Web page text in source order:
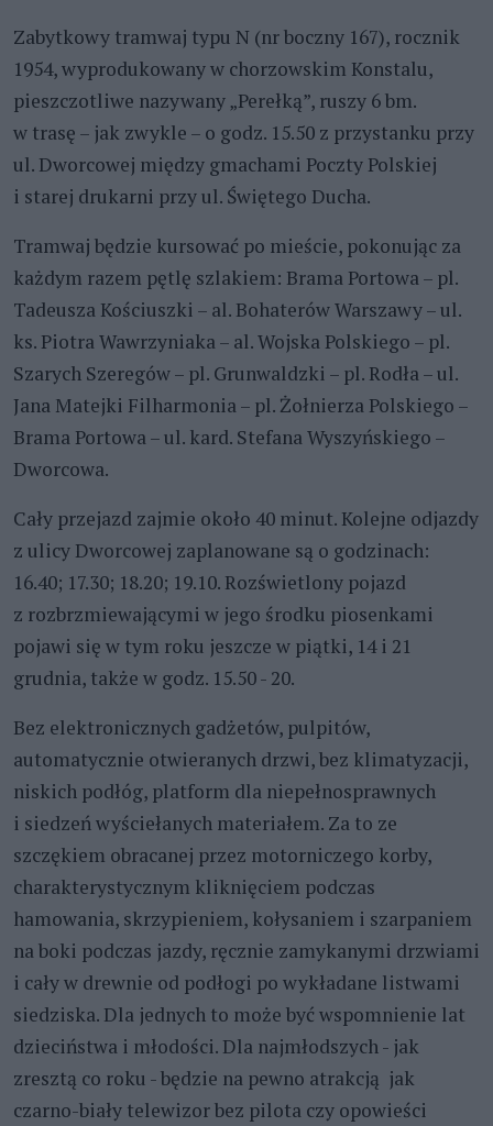
Zabytkowy tramwaj typu N (nr boczny 167), rocznik
1954, wyprodukowany w chorzowskim Konstalu,
pieszczotliwe nazywany „Perełką”, ruszy 6 bm.
w trasę – jak zwykle – o godz. 15.50 z przystanku przy
ul. Dworcowej między gmachami Poczty Polskiej
i starej drukarni przy ul. Świętego Ducha.
Tramwaj będzie kursować po mieście, pokonując za
każdym razem pętlę szlakiem: Brama Portowa – pl.
Tadeusza Kościuszki – al. Bohaterów Warszawy – ul.
ks. Piotra Wawrzyniaka – al. Wojska Polskiego – pl.
Szarych Szeregów – pl. Grunwaldzki – pl. Rodła – ul.
Jana Matejki Filharmonia – pl. Żołnierza Polskiego –
Brama Portowa – ul. kard. Stefana Wyszyńskiego –
Dworcowa.
Cały przejazd zajmie około 40 minut. Kolejne odjazdy
z ulicy Dworcowej zaplanowane są o godzinach:
16.40; 17.30; 18.20; 19.10. Rozświetlony pojazd
z rozbrzmiewającymi w jego środku piosenkami
pojawi się w tym roku jeszcze w piątki, 14 i 21
grudnia, także w godz. 15.50 - 20.
Bez elektronicznych gadżetów, pulpitów,
automatycznie otwieranych drzwi, bez klimatyzacji,
niskich podłóg, platform dla niepełnosprawnych
i siedzeń wyściełanych materiałem. Za to ze
szczękiem obracanej przez motorniczego korby,
charakterystycznym kliknięciem podczas
hamowania, skrzypieniem, kołysaniem i szarpaniem
na boki podczas jazdy, ręcznie zamykanymi drzwiami
i cały w drewnie od podłogi po wykładane listwami
siedziska. Dla jednych to może być wspomnienie lat
dzieciństwa i młodości. Dla najmłodszych - jak
zresztą co roku - będzie na pewno atrakcją jak
czarno-biały telewizor bez pilota czy opowieści